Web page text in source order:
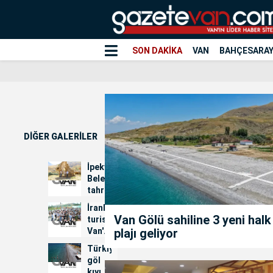
SON DAKİKA VAN BAHÇESARAY
DİĞER GALERİLER
İpekyolu
Belediyesi
tahrip
edilen
kiliseler
için
h...
İranlı
turistler
Van'daki
renk
ve
köpük
Türkiye'nin
göl
Van Gölü sahiline 3 yeni halk
plajı geliyor